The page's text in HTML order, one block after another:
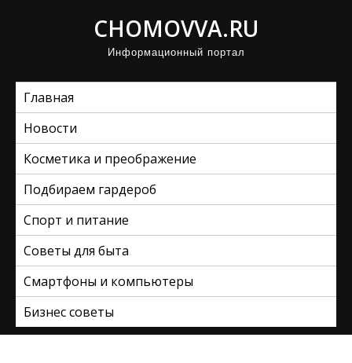
CHOMOVVA.RU
Информационный портал
Главная
Новости
Косметика и преображение
Подбираем гардероб
Спорт и питание
Советы для быта
Смартфоны и компьютеры
Бизнес советы